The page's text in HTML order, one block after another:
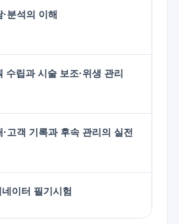
분석의 이해
수립과 시술 보조·위생 관리
고객 기록과 후속 관리의 실전
이터 필기시험